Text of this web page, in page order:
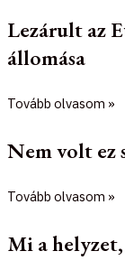
Lezárult az
állomása
Tovább olvasom »
Nem volt ez
Tovább olvasom »
Mi a